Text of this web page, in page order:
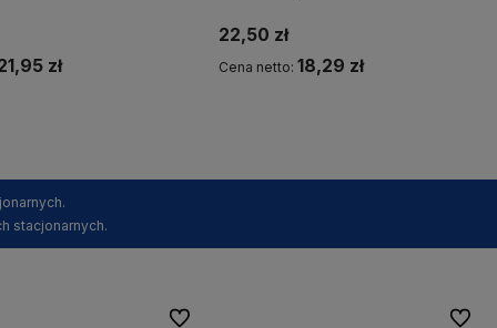
zł
22,50 zł
Cena netto:18,29 zł
stacjonarnych.
Do ulubionych Do